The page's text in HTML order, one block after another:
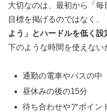
大切なのは、最初から「
目標を掲げるのではなく、
よう」とハードルを低く設
下のような時間を使えない
通勤の電車やバスの中
昼休みの後の15分
待ち合わせやアポイン